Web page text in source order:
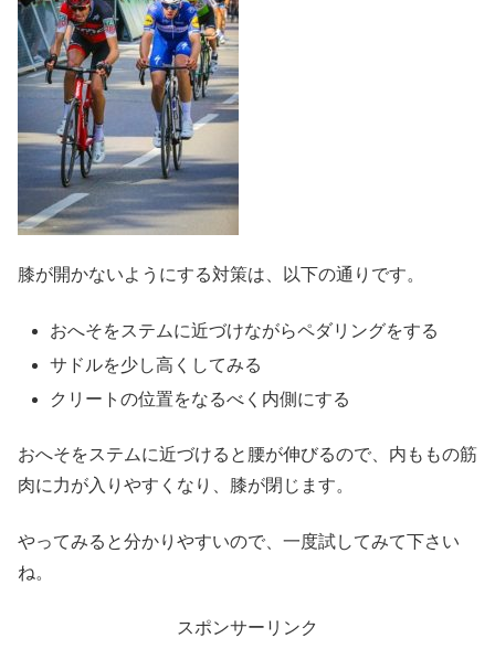
膝が開かないようにする対策は、以下の通りです。
おへそをステムに近づけながらペダリングをする
サドルを少し高くしてみる
クリートの位置をなるべく内側にする
おへそをステムに近づけると腰が伸びるので、内ももの筋
肉に力が入りやすくなり、膝が閉じます。
やってみると分かりやすいので、一度試してみて下さい
ね。
スポンサーリンク